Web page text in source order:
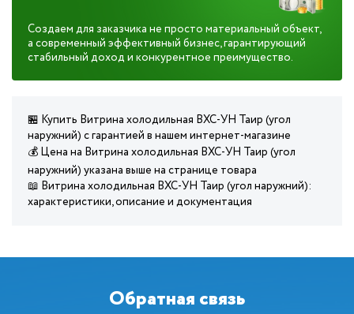
Создаем для заказчика не просто материальный объект,
а современный эффективный бизнес, гарантирующий
стабильный доход и конкурентное преимущество.
🏪 Купить Витрина холодильная ВХС-УН Таир (угол
наружний) с гарантией в нашем интернет-магазине
💰 Цена на Витрина холодильная ВХС-УН Таир (угол
наружний) указана выше на странице товара
📖 Витрина холодильная ВХС-УН Таир (угол наружний):
характеристики, описание и документация
Обратная связь